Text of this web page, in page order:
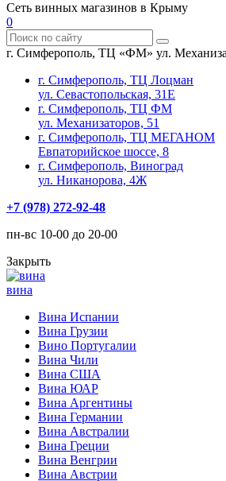
Сеть винных магазинов в Крыму
0
г. Симферополь, ТЦ «ФМ» ул.
г. Симферополь, ТЦ Лоцман
ул. Севастопольская, 31Е
г. Симферополь, ТЦ ФМ
ул. Механизаторов, 51
г. Симферополь, ТЦ МЕГАНОМ
Евпаторийское шоссе, 8
г. Симферополь, Виноград
ул. Никанорова, 4Ж
+7 (978) 272-92-48
пн-вс 10-00 до 20-00
Закрыть
вина
Вина Испании
Вина Грузии
Вино Португалии
Вина Чили
Вина США
Вина ЮАР
Вина Аргентины
Вина Германии
Вина Австралии
Вина Греции
Вина Венгрии
Вина Австрии